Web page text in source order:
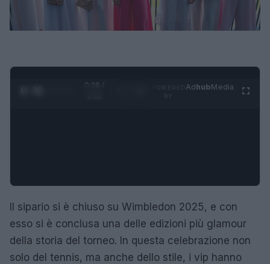
0:29 /
AdhubMedia
Il sipario si è chiuso su Wimbledon 2025, e con
esso si è conclusa una delle edizioni più glamour
della storia del torneo. In questa celebrazione non
solo del tennis, ma anche dello stile, i vip hanno